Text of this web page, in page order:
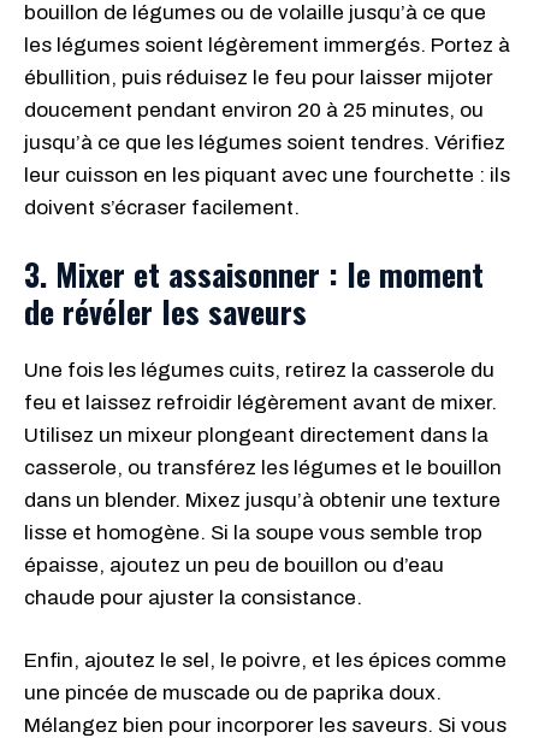
bouillon de légumes ou de volaille jusqu’à ce que
les légumes soient légèrement immergés. Portez à
ébullition, puis réduisez le feu pour laisser mijoter
doucement pendant environ 20 à 25 minutes, ou
jusqu’à ce que les légumes soient tendres. Vérifiez
leur cuisson en les piquant avec une fourchette : ils
doivent s’écraser facilement.
3. Mixer et assaisonner : le moment
de révéler les saveurs
Une fois les légumes cuits, retirez la casserole du
feu et laissez refroidir légèrement avant de mixer.
Utilisez un mixeur plongeant directement dans la
casserole, ou transférez les légumes et le bouillon
dans un blender. Mixez jusqu’à obtenir une texture
lisse et homogène. Si la soupe vous semble trop
épaisse, ajoutez un peu de bouillon ou d’eau
chaude pour ajuster la consistance.
Enfin, ajoutez le sel, le poivre, et les épices comme
une pincée de muscade ou de paprika doux.
Mélangez bien pour incorporer les saveurs. Si vous